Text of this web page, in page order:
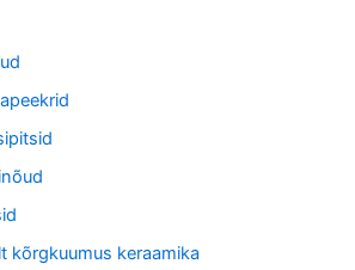
kõrgkuumus keraamika